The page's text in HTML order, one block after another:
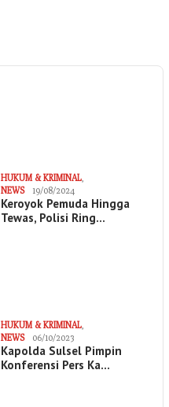
HUKUM & KRIMINAL
NEWS
19/08/2024
Keroyok Pemuda Hingga
Tewas, Polisi Ring…
HUKUM & KRIMINAL
NEWS
06/10/2023
Kapolda Sulsel Pimpin
Konferensi Pers Ka…